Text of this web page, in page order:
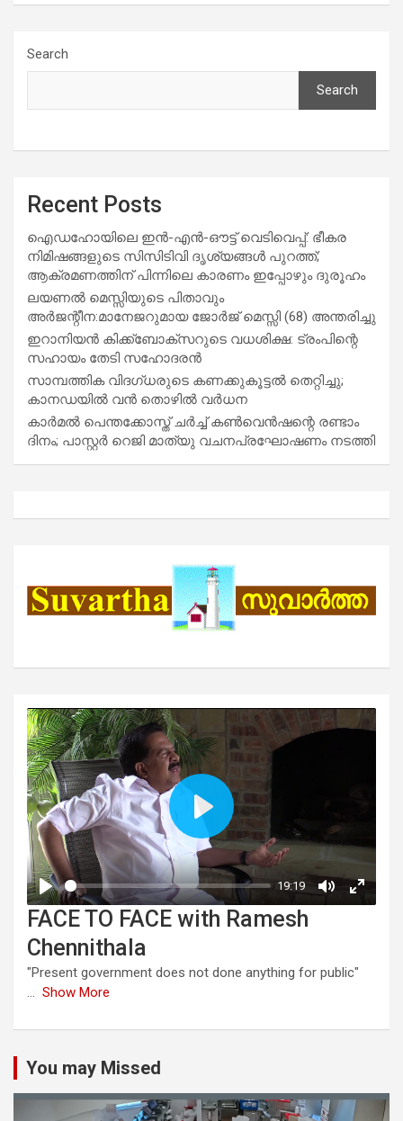
Search
Search
Recent Posts
ഐഡഹോയിലെ ഇൻ-എൻ-ഔട്ട് വെടിവെപ്പ്: ഭീകര
നിമിഷങ്ങളുടെ സിസിടിവി ദൃശ്യങ്ങൾ പുറത്ത്;
ആക്രമണത്തിന് പിന്നിലെ കാരണം ഇപ്പോഴും ദുരൂഹം
ലയണൽ മെസ്സിയുടെ പിതാവും
അർജന്റീന:മാനേജറുമായ ജോർജ് മെസ്സി (68) അന്തരിച്ചു
ഇറാനിയൻ കിക്ക്ബോക്സറുടെ വധശിക്ഷ: ട്രംപിന്റെ
സഹായം തേടി സഹോദരൻ
സാമ്പത്തിക വിദഗ്ധരുടെ കണക്കുകൂട്ടൽ തെറ്റിച്ചു;
കാനഡയിൽ വൻ തൊഴിൽ വർധന
കാർമൽ പെന്തക്കോസ്ത് ചർച്ച് കൺവെൻഷന്റെ രണ്ടാം
ദിനം; പാസ്റ്റർ റെജി മാത്യു വചനപ്രഘോഷണം നടത്തി
FACE TO FACE with Ramesh
Chennithala
"Present government does not done anything for public"
... Show More
You may Missed